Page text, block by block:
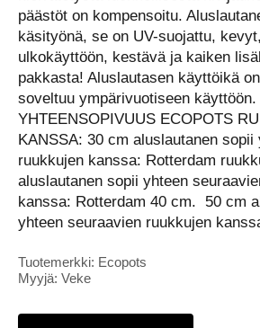
päästöt on kompensoitu.
käsityönä, se on UV-suojattu,
ulkokäyttöön, kestävä ja kaiken
pakkasta! Aluslautasen käyttöikä
soveltuu ympärivuotiseen käyttöön.
YHTEENSOPIVUUS ECOPOTS
KANSSA: 30 cm aluslautanen sopii
ruukkujen kanssa: Rotterdam
aluslautanen sopii yhteen
kanssa: Rotterdam 40 cm. 50 cm
yhteen seuraavien ruukkujen
Tuotemerkki: Ecopots
Myyjä: Veke